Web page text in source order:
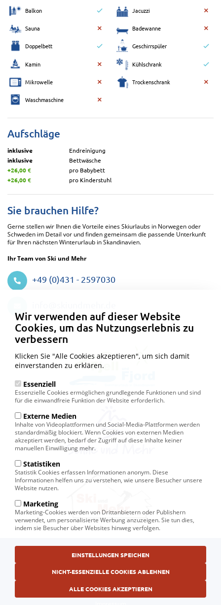
Balkon Jacuzzi
Sauna Badewanne
Doppelbett Geschirrspüler
Kamin Kühlschrank
Mikrowelle Trockenschrank
Waschmaschine
Aufschläge
inklusive
Endreinigung
inklusive
Bettwäsche
+26,00 €
pro Babybett
+26,00 €
pro Kinderstuhl
Sie brauchen Hilfe?
Gerne stellen wir Ihnen die Vorteile eines Skiurlaubs in Norwegen oder
Schweden im Detail vor und finden gemeinsam die passende Unterkunft
für Ihren nächsten Winterurlaub in Skandinavien.
Ihr Team von Ski und Mehr
+49 (0)431 - 2597030
Fußbereichsmenü© Ski und Mehr, Ihr Reiseveranstalter in Kiel
AGB
Datenschutzerklärung
Wir verwenden auf dieser Website
Cookies, um das Nutzungserlebnis zu
verbessern
Klicken Sie "Alle Cookies akzeptieren", um sich damit
einverstanden zu erklären.
Essenziell
Essenzielle Cookies ermöglichen grundlegende Funktionen und sind
für die einwandfreie Funktion der Website erforderlich.
Externe Medien
Inhalte von Videoplattformen und Social-Media-Plattformen werden
standardmäßig blockiert. Wenn Cookies von externen Medien
akzeptiert werden, bedarf der Zugriff auf diese Inhalte keiner
manuellen Einwilligung mehr.
Statistiken
Statistik Cookies erfassen Informationen anonym. Diese
Informationen helfen uns zu verstehen, wie unsere Besucher unsere
Website nutzen.
Marketing
Marketing-Cookies werden von Drittanbietern oder Publishern
verwendet, um personalisierte Werbung anzuzeigen. Sie tun dies,
indem sie Besucher über Websites hinweg verfolgen.
EINSTELLUNGEN SPEICHEN
NICHT-ESSENZIELLE COOKIES ABLEHNEN
ALLE COOKIES AKZEPTIEREN